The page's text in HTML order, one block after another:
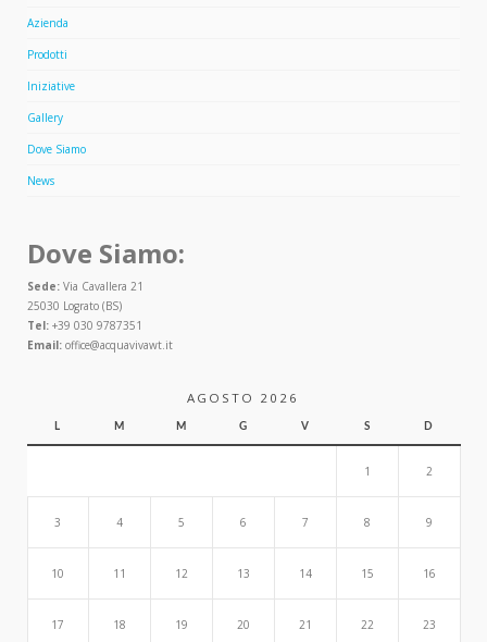
Azienda
Prodotti
Iniziative
Gallery
Dove Siamo
News
Dove Siamo:
Sede:Via Cavallera 21
25030 Lograto (BS)
Tel:+39 030 9787351
Email:office@acquavivawt.it
AGOSTO 2026
L M M G V S D
1 2
3 4 5 6 7 8 9
10 11 12 13 14 15 16
17 18 19 20 21 22 23